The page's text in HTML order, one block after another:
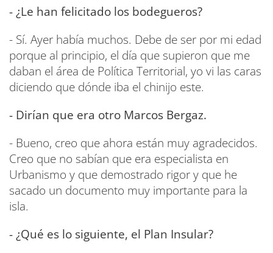
- ¿Le han felicitado los bodegueros?
- Sí. Ayer había muchos. Debe de ser por mi edad
porque al principio, el día que supieron que me
daban el área de Política Territorial, yo vi las caras
diciendo que dónde iba el chinijo este.
- Dirían que era otro Marcos Bergaz.
- Bueno, creo que ahora están muy agradecidos.
Creo que no sabían que era especialista en
Urbanismo y que demostrado rigor y que he
sacado un documento muy importante para la
isla.
- ¿Qué es lo siguiente, el Plan Insular?